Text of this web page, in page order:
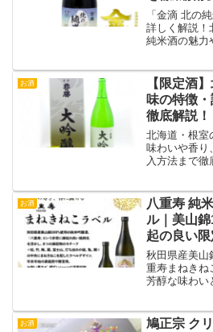
「金滴 北の
詳しく解説！
純米酒の魅力
お酒
【限定酒
味の特徴
徹底解説！
北海道・根室
味わいや香り
入方法まで徹
お酒
八重寿 純
ル｜美山
起の良い
【720ml】
秋田県産美山
重寿まねきね
芳醇な味わい
お酒
鳩正宗 ク